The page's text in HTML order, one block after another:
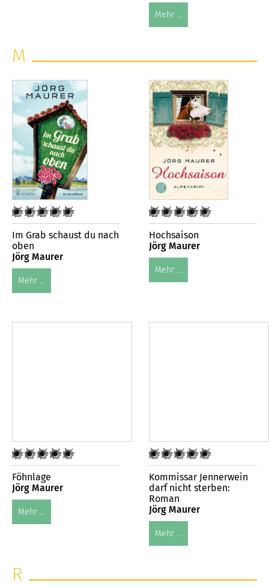
Mehr ...
M
Im Grab schaust du nach
oben
Jörg Maurer
Mehr ...
Hochsaison
Jörg Maurer
Mehr ...
Föhnlage
Jörg Maurer
Mehr ...
Kommissar Jennerwein
darf nicht sterben:
Roman
Jörg Maurer
Mehr ...
R